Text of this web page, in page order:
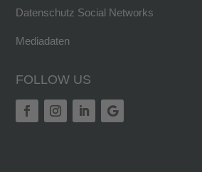
Datenschutz Social Networks
Mediadaten
FOLLOW US